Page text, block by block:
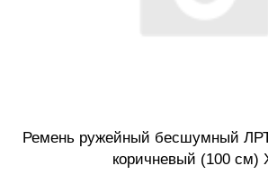
Ремень ружейный бесшумный
коричневый (100 см)